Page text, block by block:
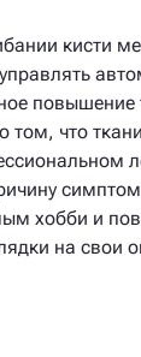
кисти
повышение
том, что
хобби и
на свои